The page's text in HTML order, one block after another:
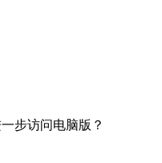
步访问电脑版？